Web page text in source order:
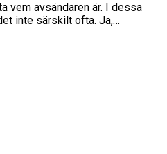
vem avsändaren är. I dessa
inte särskilt ofta. Ja,…